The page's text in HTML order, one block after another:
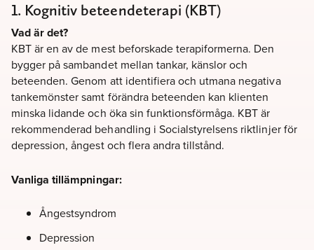
1. Kognitiv beteendeterapi (KBT)
Vad är det?
KBT är en av de mest beforskade terapiformerna. Den
bygger på sambandet mellan tankar, känslor och
beteenden. Genom att identifiera och utmana negativa
tankemönster samt förändra beteenden kan klienten
minska lidande och öka sin funktionsförmåga. KBT är
rekommenderad behandling i Socialstyrelsens riktlinjer för
depression, ångest och flera andra tillstånd.
Vanliga tillämpningar:
Ångestsyndrom
Depression